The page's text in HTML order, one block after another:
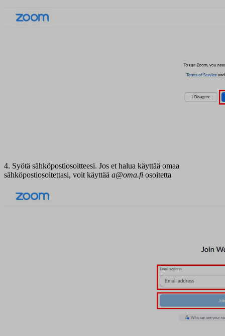
4. Syötä sähköpostiosoitteesi. Jos et halua käyttää omaa
sähköpostiosoitettasi, voit käyttää a@oma.fi osoitetta